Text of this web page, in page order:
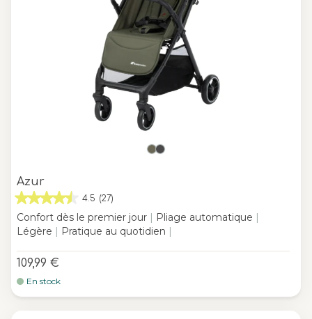
Azur
4.5 (27)
Confort dès le premier jour | Pliage automatique |
Légère | Pratique au quotidien |
109,99 €
En stock